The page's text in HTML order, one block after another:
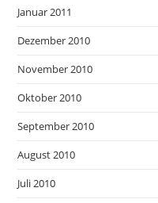
Januar 2011
Dezember 2010
November 2010
Oktober 2010
September 2010
August 2010
Juli 2010